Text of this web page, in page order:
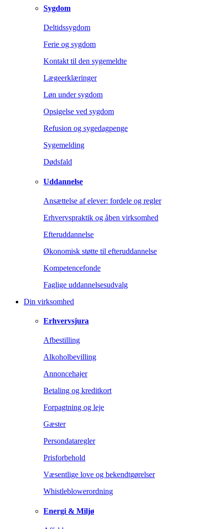
Sygdom
Deltidssygdom
Ferie og sygdom
Kontakt til den sygemeldte
Lægeerklæringer
Løn under sygdom
Opsigelse ved sygdom
Refusion og sygedagpenge
Sygemelding
Dødsfald
Uddannelse
Ansættelse af elever: fordele og regler
Erhvervspraktik og åben virksomhed
Efteruddannelse
Økonomisk støtte til efteruddannelse
Kompetencefonde
Faglige uddannelsesudvalg
Din virksomhed
Erhvervsjura
Afbestilling
Alkoholbevilling
Annoncehajer
Betaling og kreditkort
Forpagtning og leje
Gæster
Persondataregler
Prisforbehold
Væsentlige love og bekendtgørelser
Whistleblowerordning
Energi & Miljø